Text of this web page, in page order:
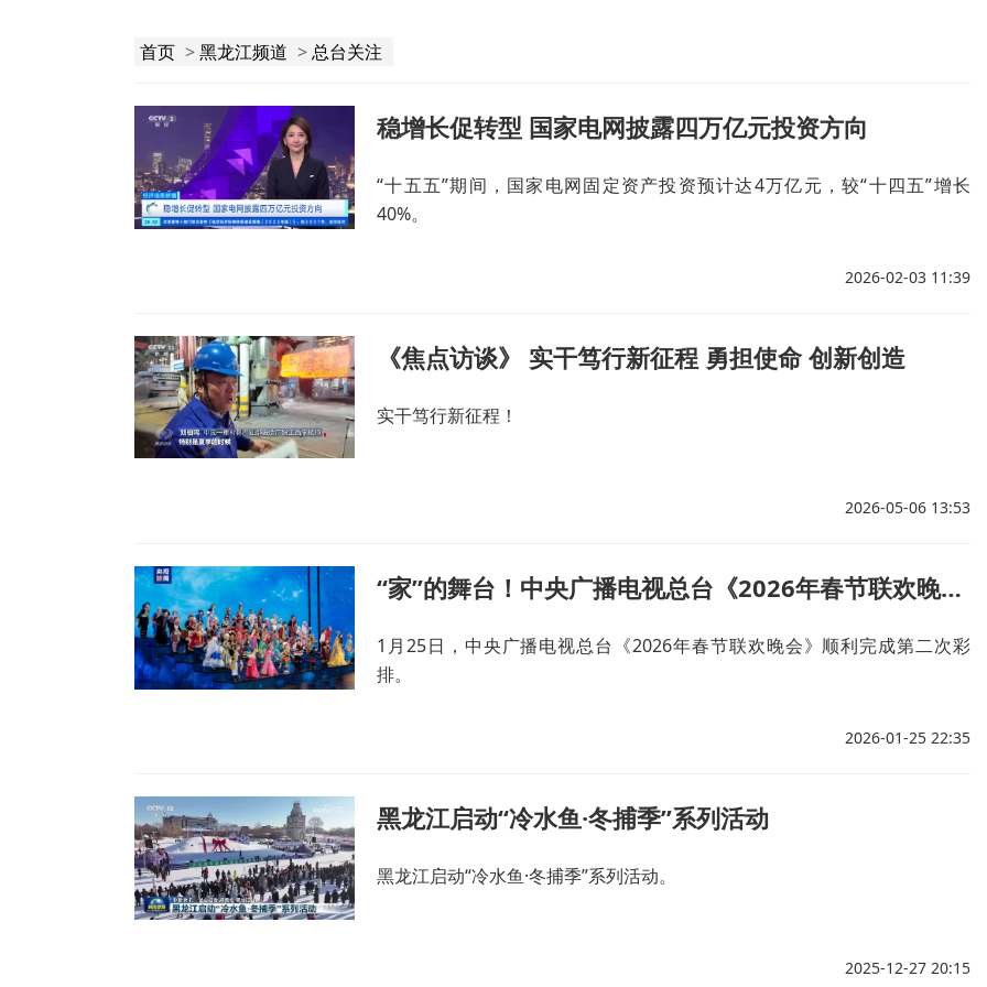
首页 >黑龙江频道 >总台关注
稳增长促转型 国家电网披露四万亿元投资方向
“十五五”期间，国家电网固定资产投资预计达4万亿元，较“十四五”增长
40%。
2026-02-03 11:39
《焦点访谈》 实干笃行新征程 勇担使命 创新创造
实干笃行新征程！
2026-05-06 13:53
“家”的舞台！中央广播电视总台《2026年春节联欢晚会》完成第二次彩排
1月25日，中央广播电视总台《2026年春节联欢晚会》顺利完成第二次彩
排。
2026-01-25 22:35
黑龙江启动“冷水鱼·冬捕季”系列活动
黑龙江启动“冷水鱼·冬捕季”系列活动。
2025-12-27 20:15